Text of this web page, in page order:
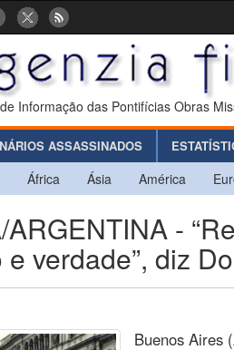
Informação das Pontifícias Obras
ASSASSINADOS
África Ásia América
-
verdade”, diz
Buenos Aires